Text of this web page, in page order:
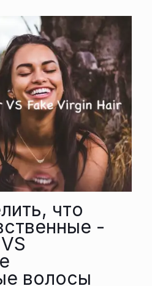
что
-
волосы